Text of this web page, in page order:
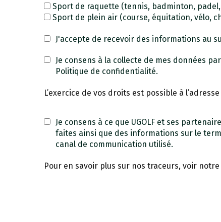
Sport de raquette (tennis, badminton, padel,
Sport de plein air (course, équitation, vélo,
J'accepte de recevoir des informations au
Je consens à la collecte de mes données
Politique de confidentialité.
L’exercice de vos droits est possible à l’adresse
Je consens à ce que UGOLF et ses
faites ainsi que des informations sur le
canal de communication utilisé.
Pour en savoir plus sur nos traceurs, voir notre